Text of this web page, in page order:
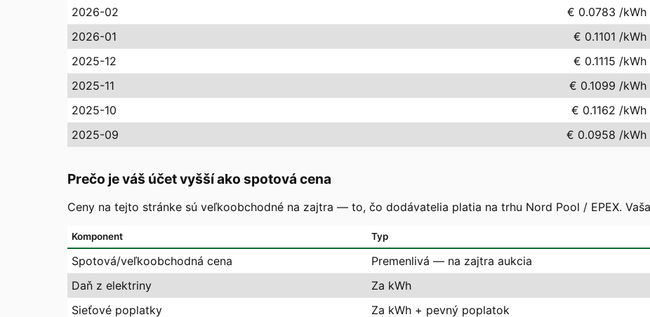
2026-02
€ 0.0783 /kWh
2026-01
€ 0.1101 /kWh
2025-12
€ 0.1115 /kWh
2025-11
€ 0.1099 /kWh
2025-10
€ 0.1162 /kWh
2025-09
€ 0.0958 /kWh
Prečo je váš účet vyšší ako spotová cena
Ceny na tejto stránke sú veľkoobchodné na zajtra — to, čo dodávatelia platia na trhu Nord Pool / EPEX.
Komponent Typ
Spotová/veľkoobchodná cena Premenlivá — na zajtra aukcia
Daň z elektriny
Za kWh
Sieťové poplatky
Za kWh + pevný poplatok